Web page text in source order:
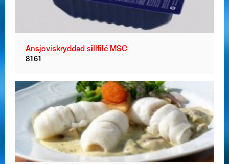
Ansjoviskryddad sillfilé MSC
8161